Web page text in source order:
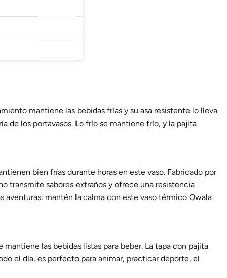
mantiene las bebidas frías y su asa resistente lo lleva
de los portavasos. Lo frío se mantiene frío, y la pajita
bien frías durante horas en este vaso. Fabricado por
transmite sabores extraños y ofrece una resistencia
aventuras: mantén la calma con este vaso térmico Owala
las bebidas listas para beber. La tapa con pajita
el día, es perfecto para animar, practicar deporte, el